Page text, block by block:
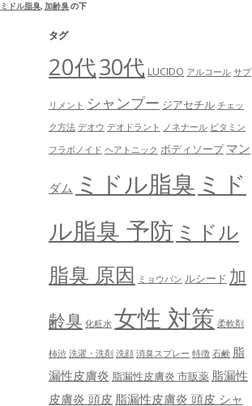
ミドル脂臭, 加齢臭の下
タグ
20代30代 LUCIDO アルコール サプ
リメント シャンプー ジアセチル チェッ
ク方法 デオウ デオドラント ノネナール ビタミン
フラボノイド ヘアトニック ボディソープ マン
ダム ミドル脂臭 ミド
ル脂臭 予防 ミドル
脂臭 原因 ミョウバン ルシード 加
齢臭 化粧水 女性 対策 柔軟剤
柿渋 洗濯・洗剤 洗顔 消臭スプレー 特徴 石鹸 脂
漏性皮膚炎 脂漏性皮膚炎 市販薬 脂漏性
皮膚炎 頭皮 脂漏性皮膚炎 頭皮 シャ